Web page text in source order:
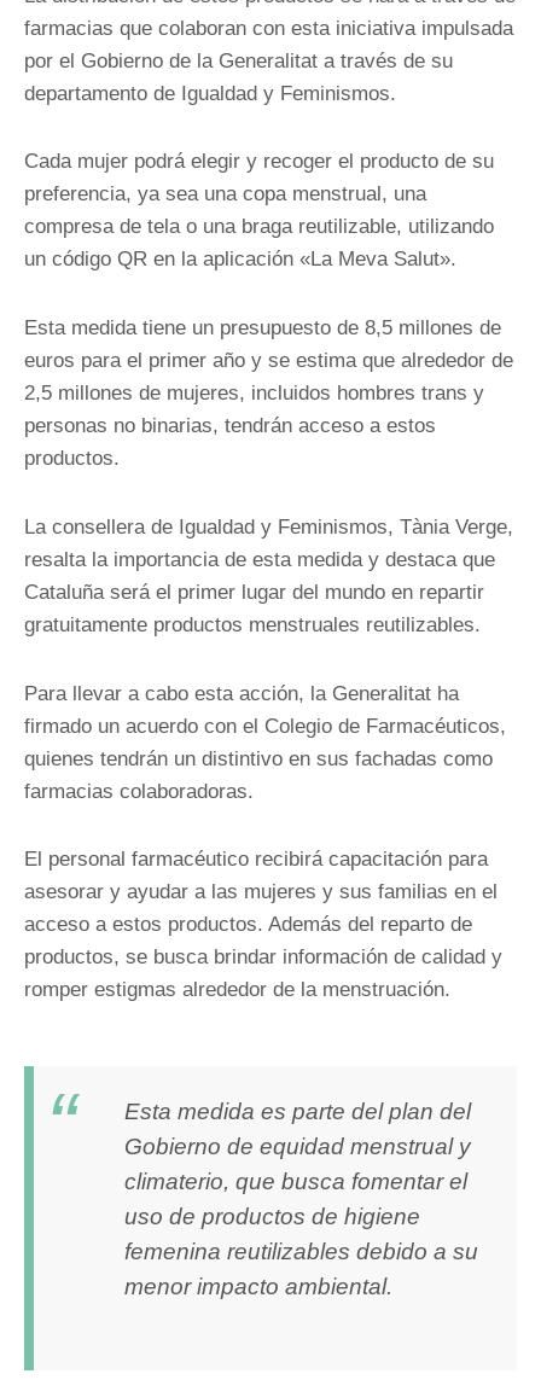
farmacias que colaboran con esta iniciativa impulsada
por el Gobierno de la Generalitat a través de su
departamento de Igualdad y Feminismos.
Cada mujer podrá elegir y recoger el producto de su
preferencia, ya sea una copa menstrual, una
compresa de tela o una braga reutilizable, utilizando
un código QR en la aplicación «La Meva Salut».
Esta medida tiene un presupuesto de 8,5 millones de
euros para el primer año y se estima que alrededor de
2,5 millones de mujeres, incluidos hombres trans y
personas no binarias, tendrán acceso a estos
productos.
La consellera de Igualdad y Feminismos, Tània Verge,
resalta la importancia de esta medida y destaca que
Cataluña será el primer lugar del mundo en repartir
gratuitamente productos menstruales reutilizables.
Para llevar a cabo esta acción, la Generalitat ha
firmado un acuerdo con el Colegio de Farmacéuticos,
quienes tendrán un distintivo en sus fachadas como
farmacias colaboradoras.
El personal farmacéutico recibirá capacitación para
asesorar y ayudar a las mujeres y sus familias en el
acceso a estos productos. Además del reparto de
productos, se busca brindar información de calidad y
romper estigmas alrededor de la menstruación.
Esta medida es parte del plan del
Gobierno de equidad menstrual y
climaterio, que busca fomentar el
uso de productos de higiene
femenina reutilizables debido a su
menor impacto ambiental.